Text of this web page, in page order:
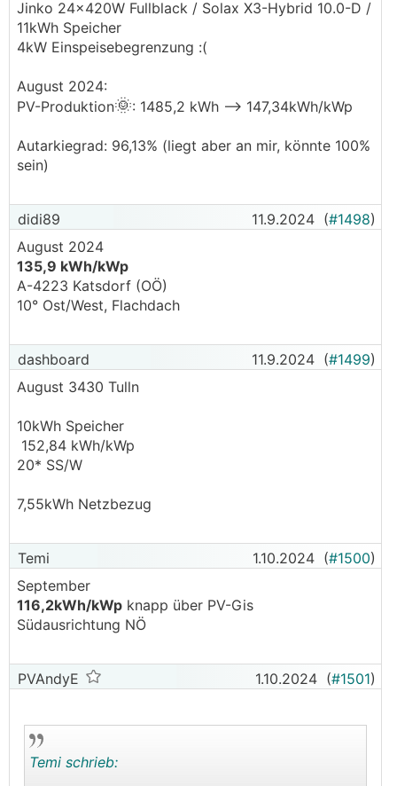
Jinko 24x420W Fullblack / Solax X3-Hybrid 10.0-D /
11kWh Speicher
4kW Einspeisebegrenzung :(
August 2024:
PV-Produktion🌞: 1485,2 kWh --> 147,34kWh/kWp
Autarkiegrad: 96,13% (liegt aber an mir, könnte 100%
sein)
didi89 11.9.2024 (#1498)
August 2024
135,9 kWh/kWp
A-4223 Katsdorf (OÖ)
10° Ost/West, Flachdach
dashboard 11.9.2024 (#1499)
August 3430 Tulln
10kWh Speicher
152,84 kWh/kWp
20* SS/W
7,55kWh Netzbezug
Temi 1.10.2024 (#1500)
September
116,2kWh/kWp knapp über PV-Gis
Südausrichtung NÖ
PVAndyE 1.10.2024 (#1501)
Temi schrieb: